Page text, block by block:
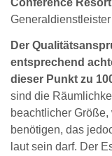
Conference
Der
entsprechend
dieser Punkt zu
sind die
beachtlicher
benötigen, das
laut sein darf. Der